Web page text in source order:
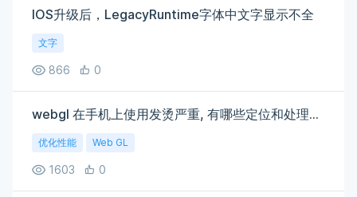
IOS升级后，LegacyRuntime字体中文字显示不全
文字
866 0
webgl 在手机上使用发烫严重, 有哪些定位和处理优化方案
优化性能 Web GL
1603 0